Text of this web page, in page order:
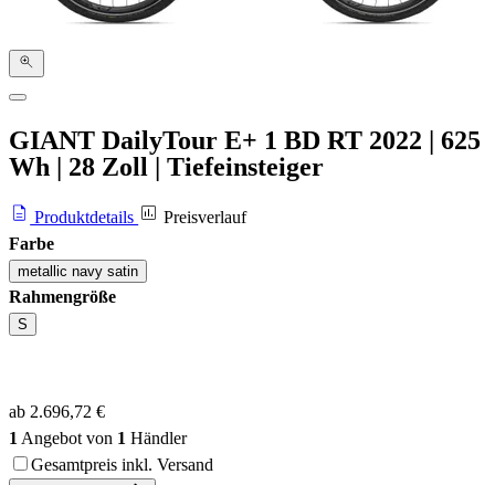
GIANT DailyTour E+ 1 BD RT 2022 | 625
Wh | 28 Zoll | Tiefeinsteiger
Produktdetails
Preisverlauf
Farbe
metallic navy satin
Rahmengröße
S
ab 2.696,72 €
1 Angebot von 1 Händler
Gesamtpreis inkl. Versand